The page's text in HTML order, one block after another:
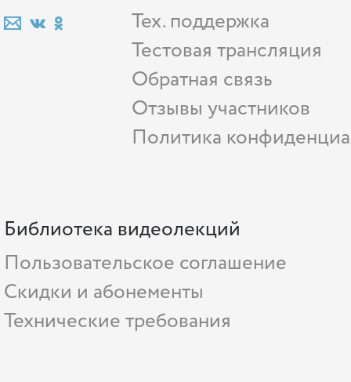
Тех. поддержка
Тестовая трансляция
Обратная связь
Отзывы участников
Политика
Библиотека видеолекций
Пользовательское соглашение
Скидки и абонементы
Технические требования